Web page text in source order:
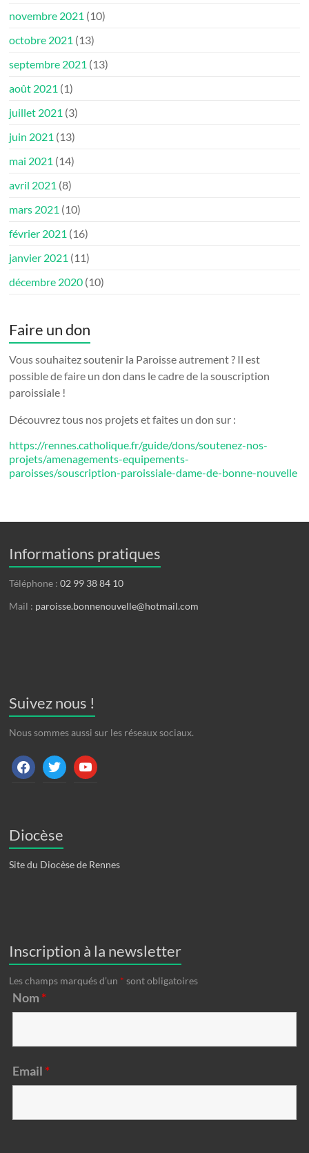
novembre 2021 (10)
octobre 2021 (13)
septembre 2021 (13)
août 2021 (1)
juillet 2021 (3)
juin 2021 (13)
mai 2021 (14)
avril 2021 (8)
mars 2021 (10)
février 2021 (16)
janvier 2021 (11)
décembre 2020 (10)
Faire un don
Vous souhaitez soutenir la Paroisse autrement ? Il est
possible de faire un don dans le cadre de la souscription
paroissiale !
Découvrez tous nos projets et faites un don sur :
https://rennes.catholique.fr/guide/dons/soutenez-nos-
projets/amenagements-equipements-
paroisses/souscription-paroissiale-dame-de-bonne-nouvelle
Informations pratiques
Téléphone :02 99 38 84 10
Mail : paroisse.bonnenouvelle@hotmail.com
Suivez nous !
Nous sommes aussi sur les réseaux sociaux.
facebooktwitter youtube
Diocèse
Site du Diocèse de Rennes
Inscription à la newsletter
Les champs marqués d’un * sont obligatoires
Nom *
Email *